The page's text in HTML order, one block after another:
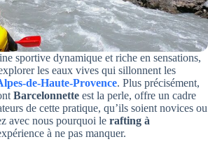
sportive dynamique et riche en sensations,
les eaux vives qui sillonnent les
de-Haute-Provence. Plus précisément,
Barcelonnette est la perle, offre un cadre
de cette pratique, qu’ils soient novices ou
avec nous pourquoi le rafting à
à ne pas manquer.